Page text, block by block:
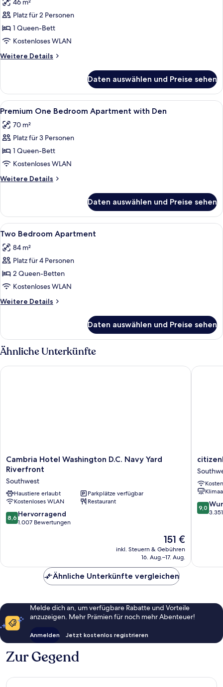
für
One
Bedroom
Apartment
anzeigen
46 m²
Platz für 2 Personen
1 Queen-Bett
Kostenloses WLAN
Weitere Details
Weitere
Bedroom
Apartment
Daten auswählen und Preise sehen
Alle
Fotos
für
Premium
One
Bedroom
Apartment
with
anzeigen
Bügeleisen/Bügelbrett, kostenloses
33
Premium One Bedroom Apartment with Den
70 m²
Platz für 3 Personen
1 Queen-Bett
Kostenloses WLAN
Weitere Details
Weitere
One
Bedroom
Apartment
Den
Daten auswählen und Preise sehen
Alle
Fotos
für
Two
Bedroom
Apartment
anzeigen
Bügeleisen/Bügelbrett, kostenloses
37
Two Bedroom Apartment
84 m²
Platz für 4 Personen
2 Queen-Betten
Kostenloses WLAN
Weitere Details
Weitere
Bedroom
Apartment
Daten auswählen und Preise sehen
Ähnliche Unterkünfte
Cambria
Hotel
D.C.
Navy
Yard
Riverfront
Southwest
Cambria Hotel Washington D.C. Navy Yard
Riverfront
Southwest
Haustiere erlaubt
Parkplätze verfügbar
Kostenloses WLAN
Restaurant
8.6
von
8,6 Hervorragend
1.007 Bewertungen
Der
Preis
beträgt
151 €
inkl. Steuern & Gebühren
16. Aug.–17. Aug.
Cambria Hotel Washington D.C. Navy Yard Riverfront
citizenM
DC
Capitol
9.0
von
9,0
Ähnliche Unterkünfte vergleichen
Melde dich an, um verfügbare Rabatte und Vorteile
anzuzeigen. Mehr Prämien für noch mehr Abenteuer!
Anmelden Jetzt kostenlos registrieren
Zur Gegend